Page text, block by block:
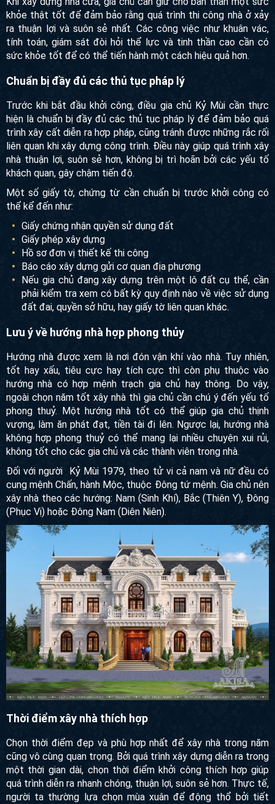
Sức khoẻ tốt
Khi xây dựng nhà cửa, gia chủ cần giữ cho bản thân một
sức khỏe thật tốt để đảm bảo rằng quá trình thi công nhà ở
vác, tính toán, giám sát đòi hỏi thể lực và tinh thần cao cần
Chuẩn bị đầy đủ các thủ tục pháp lý
Trước khi bắt đầu khởi công, điều gia chủ Kỷ Mùi cần thực
hiện là chuẩn bị đầy đủ các thủ tục pháp lý để đảm bảo quá
trình xây cất diễn ra hợp pháp, cũng tránh được những rắc
rối liên quan khi xây dựng công trình. Điều này giúp quá
trình xây nhà thuận lợi, suôn sẻ hơn, không bị trì hoãn bởi
Một số giấy tờ, chứng từ cần chuẩn bị trước khởi công có
thể kể đến như:
Giấy chứng nhận quyền sử dụng đất
Giấy phép xây dựng
Hồ sơ đơn vị thiết kế thi công
Báo cáo xây dựng gửi cơ quan địa phương
phải kiểm tra xem có bất kỳ quy định nào về việc sử
Lưu ý về hướng nhà hợp phong thủy
Hướng nhà được xem là nơi đón vận khí vào nhà. Tuy
nhiên, tốt hay xấu, tiêu cực hay tích cực thì còn phụ thuộc
vào hướng nhà có hợp mệnh trạch gia chủ hay thông. Do
vậy, ngoài chọn năm tốt xây nhà thì gia chủ cần chú ý đến
yếu tố phong thuỷ. Một hướng nhà tốt có thể giúp gia chủ
thịnh vượng, làm ăn phát đạt, tiền tài đi lên. Ngược lại,
hướng nhà không hợp phong thuỷ có thể mang lại nhiều
chuyện xui rủi, không tốt cho các gia chủ và các thành viên
trong nhà.
Đối với người Kỷ Mùi 1979, theo tử vi cả nam và nữ đều có
cung mệnh Chấn, hành Mộc, thuộc Đông tứ mệnh. Gia chủ
nên xây nhà theo các hướng: Nam (Sinh Khí), Bắc (Thiên
Y), Đông (Phục Vị) hoặc Đông Nam (Diên Niên).
Thời điểm xây nhà thích hợp
Chọn thời điểm đẹp và phù hợp nhất để xây nhà trong năm